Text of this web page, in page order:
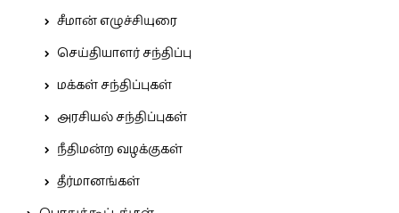
சீமான் எழுச்சியுரை
செய்தியாளர் சந்திப்பு
மக்கள் சந்திப்புகள்
அரசியல் சந்திப்புகள்
நீதிமன்ற வழக்குகள்
தீர்மானங்கள்